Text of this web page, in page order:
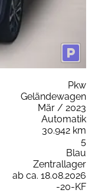
Pkw
Geländewagen
Mär / 2023
Automatik
30.942 km
5
Blau
Zentrallager
ab ca. 18.08.2026
-20-KF